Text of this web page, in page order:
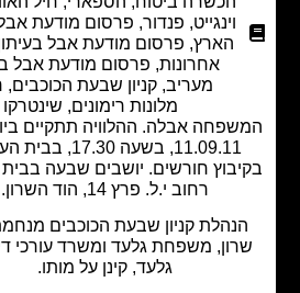
וינגייט, פנדור,פרסום מודעת אבל בעיתון
הארץ,
פרסום מודעת אבל בעיתון ידיעות
אחרונות,פרסום מודעת אבל בעיתון
קניון שבעת הכוכבים,רשת
מלונות רימונים ,שינטרקו
אבלה. ההלוויה תתקיים ביום א' ה-
11.09.11, בשעה 17.30, בבית העלמין
חורשים. יושבים שבעה בבית המנוח,
רחוב י.ל. פרץ 14, הוד השרון.
קניון שבעת הכוכבים מנחמת את
משפחת גלעד ומשרד עורכי דין תיק,
גלעד, קינן על מותו.